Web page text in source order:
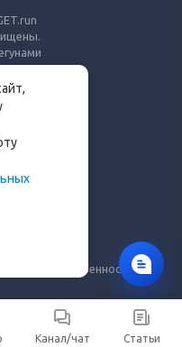
Get.run
Телеграм
ответственности
Канал/чат Статьи